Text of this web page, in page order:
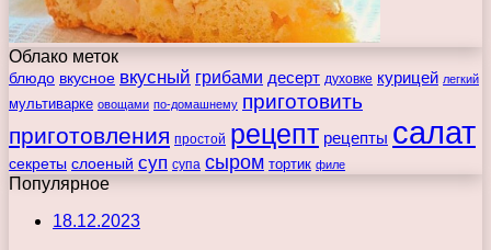
Облако меток
блюдо вкусное вкусный грибами десерт духовке курицей легкий
мультиварке овощами по-домашнему приготовить
приготовления простой рецепт рецепты салат
секреты слоеный суп супа сыром тортик филе
Популярное
18.12.2023